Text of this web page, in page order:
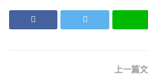
上一篇